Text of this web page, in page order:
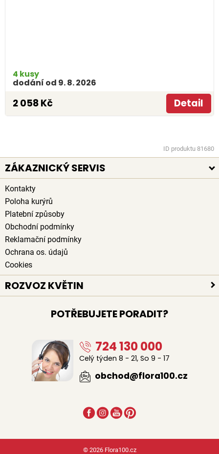
4 kusy
dodání od 9. 8. 2026
2 058 Kč Detail
ID produktu 81680
ZÁKAZNICKÝ SERVIS
Kontakty
Poloha kurýrů
Platební způsoby
Obchodní podmínky
Reklamační podmínky
Ochrana os. údajů
Cookies
ROZVOZ KVĚTIN
Rozvoz květin po celé ČR
Doručení květin zdarma
Sledujte kurýra při doručení
Naši lidé na doručení květin
Odkud květiny rozvážíme
POTŘEBUJETE PORADIT?
724 130 000
Celý týden 8 - 21, So 9 - 17
obchod@flora100.cz
© 2026 Flora100.cz